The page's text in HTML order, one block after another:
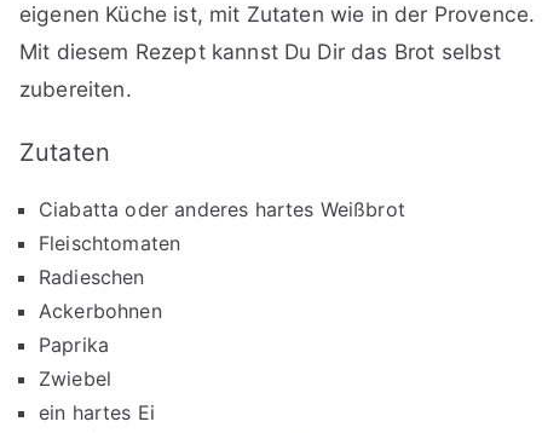
eigenen Küche ist, mit Zutaten wie in der Provence.
Mit diesem Rezept kannst Du Dir das Brot selbst
zubereiten.
Zutaten
Ciabatta oder anderes hartes Weißbrot
Fleischtomaten
Radieschen
Ackerbohnen
Paprika
Zwiebel
ein hartes Ei